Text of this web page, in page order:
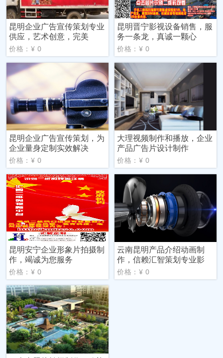
昆明企业广告宣传策划专业
供应，艺术创意，完美
价格：¥ 0
昆明晋宁影视设备销售，服
务一条龙，真诚一颗心
价格：¥ 0
昆明企业广告宣传策划，为
企业量身定制实效解决
价格：¥ 0
大理视频制作和播放，企业
产品广告片设计制作
价格：¥ 0
昆明安宁企业形象片拍摄制
作，竭诚为您服务
价格：¥ 0
云南昆明产品介绍动画制
作，信赖汇智策划专业影
价格：¥ 0